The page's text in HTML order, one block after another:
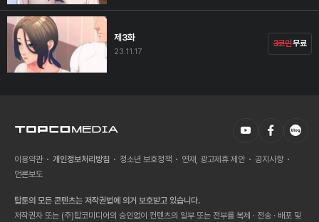
제3화
23.11.17
3코인무료
이용약관 개인정보처리방침 청소년 보호정책 연재, 광고제휴 제안
공지사항
언론보도
탑툰의 모든 콘텐츠는 저작권법에 의거 보호받고 있습니다.
저작권자 또는 (주)탑코미디어의 승인없이 컨텐츠의 일부 또는 전부를 복제 · 전송 · 배포 및